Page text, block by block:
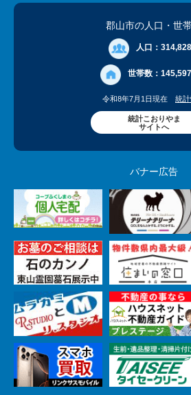
郡山市の人口 ・世
人口：
世帯数：
令和8年7月1日現在 統
統計こおりやま
サイトへ
バナー広告